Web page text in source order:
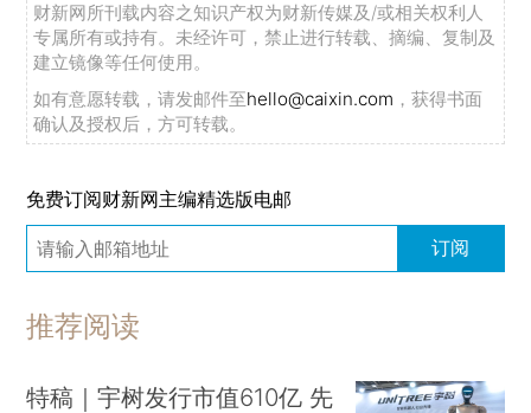
财新网所刊载内容之知识产权为财新传媒及/或相关权利人
专属所有或持有。未经许可，禁止进行转载、摘编、复制及
建立镜像等任何使用。
如有意愿转载，请发邮件至hello@caixin.com ，获得书面
确认及授权后，方可转载。
免费订阅财新网主编精选版电邮
订阅
推荐阅读
特稿｜宇树发行市值610亿 先